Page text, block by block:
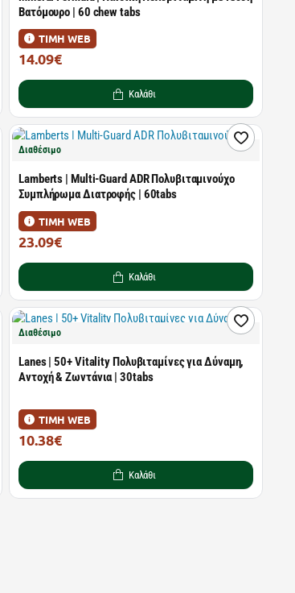
Βατόμουρο | 60 chew tabs
ΤΙΜΗ WEB
14.09€
Καλάθι
Διαθέσιμο
Lamberts | Multi-Guard ADR Πολυβιταμινούχο
Συμπλήρωμα Διατροφής | 60tabs
ΤΙΜΗ WEB
23.09€
Καλάθι
Διαθέσιμο
Lanes | 50+ Vitality Πολυβιταμίνες για Δύναμη,
Αντοχή & Ζωντάνια | 30tabs
ΤΙΜΗ WEB
10.38€
Καλάθι